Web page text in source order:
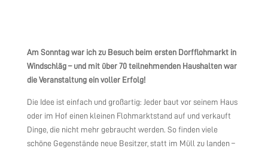
Am Sonntag war ich zu Besuch beim ersten Dorfflohmarkt in
Windschläg – und mit über 70 teilnehmenden Haushalten war
die Veranstaltung ein voller Erfolg!
Die Idee ist einfach und großartig: Jeder baut vor seinem Haus
oder im Hof einen kleinen Flohmarktstand auf und verkauft
Dinge, die nicht mehr gebraucht werden. So finden viele
schöne Gegenstände neue Besitzer, statt im Müll zu landen –